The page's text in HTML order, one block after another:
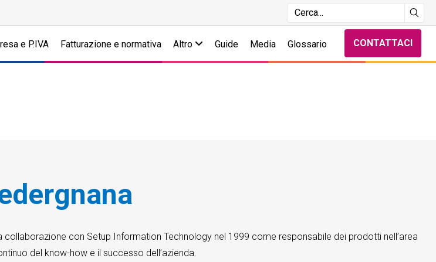
e P.IVA Fatturazione e normativa Altro Guide Media Glossario CONTATTACI
collaborazione con Setup Information Technology nel 1999 come responsabile dei prodotti nell’area
del know-how e il successo dell’azienda.